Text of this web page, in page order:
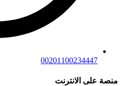
00201100234447
منصة على الانترنت